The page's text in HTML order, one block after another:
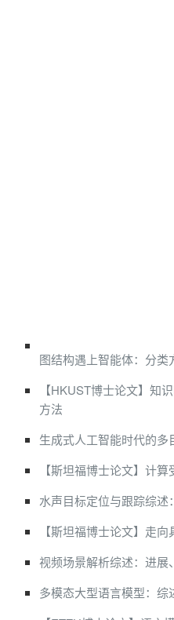
图结构遇上智能体：分
【HKUST博士论文】知
方法
生成式人工智能时代的
【斯坦福博士论文】计
水声目标定位与跟踪综述
【斯坦福博士论文】走
视频场景解析综述：进展
多模态大型语言模型：综